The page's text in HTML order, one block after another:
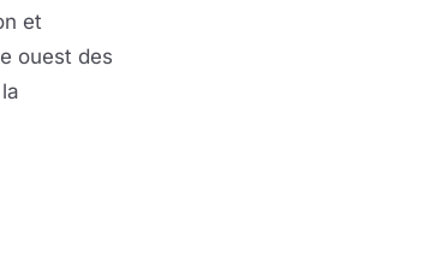
et
ouest des